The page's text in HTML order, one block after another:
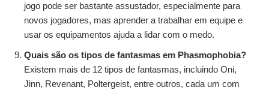
jogo pode ser bastante assustador, especialmente para
novos jogadores, mas aprender a trabalhar em equipe e
usar os equipamentos ajuda a lidar com o medo.
Quais são os tipos de fantasmas em Phasmophobia?
Existem mais de 12 tipos de fantasmas, incluindo Oni,
Jinn, Revenant, Poltergeist, entre outros, cada um com